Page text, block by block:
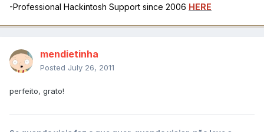
-Professional Hackintosh Support since 2006 HERE
mendietinha
Posted July 26, 2011
perfeito, grato!